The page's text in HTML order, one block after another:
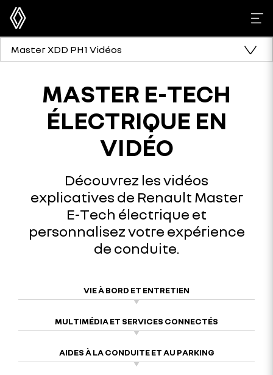
Master XDD PH1 Vidéos
MASTER E-TECH
ÉLECTRIQUE EN
VIDÉO
Découvrez les vidéos
explicatives de Renault Master
E-Tech électrique et
personnalisez votre expérience
de conduite.
VIE À BORD ET ENTRETIEN
MULTIMÉDIA ET SERVICES CONNECTÉS
AIDES À LA CONDUITE ET AU PARKING